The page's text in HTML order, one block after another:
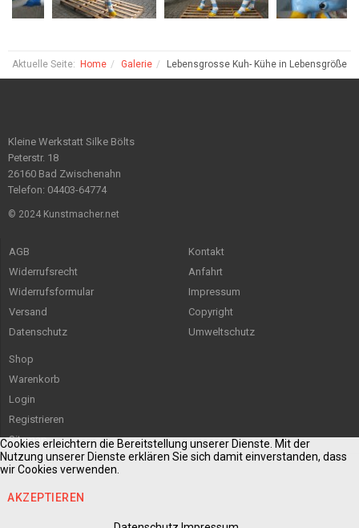
Aktuelle Seite: Home Galerie Lebensgrosse Kuh- Kühe in Lebensgröße
Kleine Werkstatt Silke Bölts
Peterstr. 18
26160 Bad Zwischenahn
Telefon: 04403-64774
© 2024 Kunstmacher.net
AGB
Widerrufsrecht
Widerrufsformular
Versand
Datenschutz
Kontakt
Anfahrt
Impressum
Copyright
Umweltschutz
Shop
Warenkorb
Login
Registrieren
Sitemap
Cookies erleichtern die Bereitstellung unserer Dienste. Mit der
Nutzung unserer Dienste erklären Sie sich damit einverstanden, dass
wir Cookies verwenden.
AKZEPTIEREN